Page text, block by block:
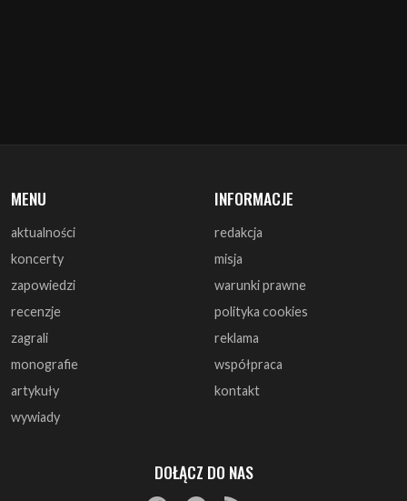
aktualności
zapowiedzi
recenzje
zagrali
monografie
artykuły
wywiady
redakcja
warunki prawne
polityka cookies
reklama
współpraca
kontakt
DOŁĄCZ DO NAS